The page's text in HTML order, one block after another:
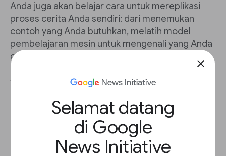
close
Selamat datang
di Google
News Initiative
Anda juga akan belajar cara untuk mereplikasi
proses cerita Anda sendiri: dari menemukan
contoh yang Anda butuhkan, melatih model
pembelajaran mesin untuk mengenali yang Anda
cari, dan kemudian untuk menguji dan
mengevaluasi model untuk memastikan model
tersebut memberikan hasil yang dapat
diandalkan.